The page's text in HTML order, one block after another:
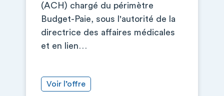
(ACH) chargé du périmètre
Budget-Paie, sous l'autorité de la
directrice des affaires médicales
et en lien…
Voir l’offre